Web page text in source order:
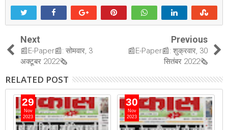
Next
📰E-Paper📰: सोमवार, 3
अक्टूबर 2022🗞
Previous
📰E-Paper📰: शुक्रवार, 30
सितंबर 2022🗞
RELATED POST
29
Nov
2023
30
Nov
2023